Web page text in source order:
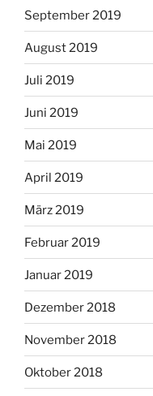
September 2019
August 2019
Juli 2019
Juni 2019
Mai 2019
April 2019
März 2019
Februar 2019
Januar 2019
Dezember 2018
November 2018
Oktober 2018